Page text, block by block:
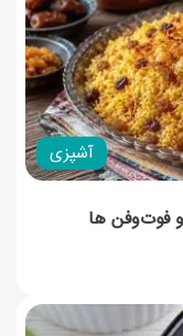
آشپزی
و فوت‌و‌فن ها